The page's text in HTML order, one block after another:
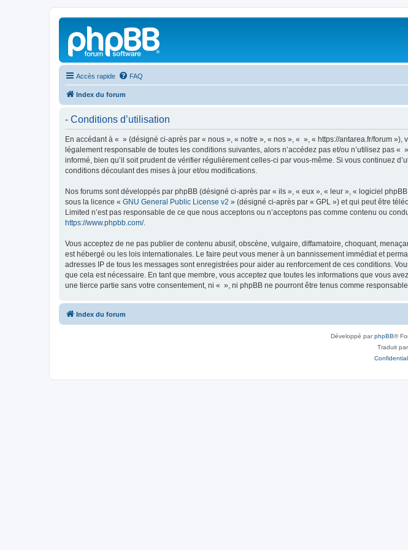
Accès rapide FAQ
Index du forum
- Conditions d’utilisation
En accédant à « » (désigné ci-après par « nous », « notre », « nos », « », « https://antarea.fr/forum
légalement responsable de toutes les conditions suivantes, alors n’accédez pas et/ou n’utilisez pas
informé, bien qu’il soit prudent de vérifier régulièrement celles-ci par vous-même. Si vous continuez
conditions découlant des mises à jour et/ou modifications.
Nos forums sont développés par phpBB (désigné ci-après par « ils », « eux », « leur », « logiciel
sous la licence « GNU General Public License v2 » (désigné ci-après par « GPL ») et qui peut être
Limited n’est pas responsable de ce que nous acceptons ou n’acceptons pas comme contenu ou
https://www.phpbb.com/.
Vous acceptez de ne pas publier de contenu abusif, obscène, vulgaire, diffamatoire, choquant,
est hébergé ou les lois internationales. Le faire peut vous mener à un bannissement immédiat et
adresses IP de tous les messages sont enregistrées pour aider au renforcement de ces conditions.
que cela est nécessaire. En tant que membre, vous acceptez que toutes les informations que vous
une tierce partie sans votre consentement, ni « », ni phpBB ne pourront être tenus comme
Index du forum
Développé parphpBB®
Traduit par